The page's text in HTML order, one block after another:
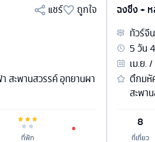
แชร์
ถูกใจ
สะพานสวรรค์ อุทยานผา
ที่พัก
ฉงชิ่ง +
ทัวร์จีน
5วัน4
เม.ย.
ตึกมหั
สะพา
8
ที่เที่ยว